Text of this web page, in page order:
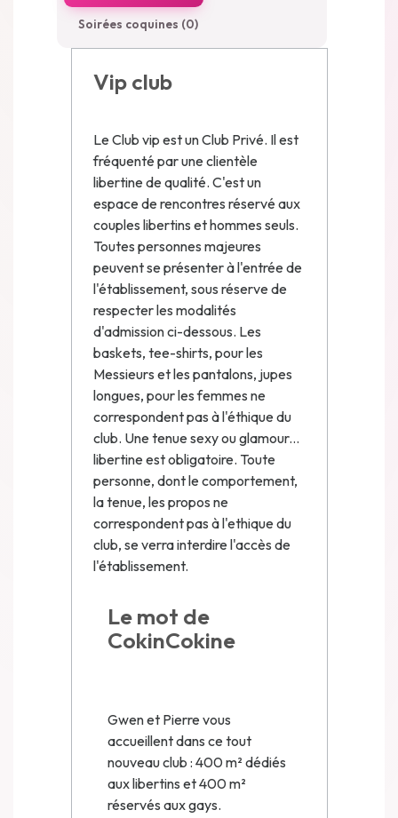
Soirées coquines (0)
Vip club
Le Club vip est un Club Privé. Il est
fréquenté par une clientèle
libertine de qualité. C'est un
espace de rencontres réservé aux
couples libertins et hommes seuls.
Toutes personnes majeures
peuvent se présenter à l'entrée de
l'établissement, sous réserve de
respecter les modalités
d'admission ci-dessous. Les
baskets, tee-shirts, pour les
Messieurs et les pantalons, jupes
longues, pour les femmes ne
correspondent pas à l'éthique du
club. Une tenue sexy ou glamour...
libertine est obligatoire. Toute
personne, dont le comportement,
la tenue, les propos ne
correspondent pas à l'ethique du
club, se verra interdire l'accès de
l'établissement.
Le mot de
CokinCokine
Gwen et Pierre vous
accueillent dans ce tout
nouveau club : 400 m² dédiés
aux libertins et 400 m²
réservés aux gays.